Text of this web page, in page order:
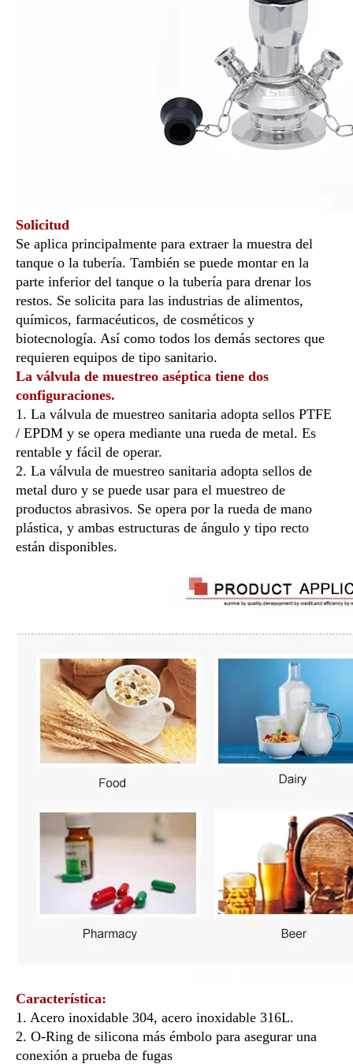
Solicitud
Se aplica principalmente para extraer la muestra del
tanque o la tubería. También se puede montar en la
parte inferior del tanque o la tubería para drenar los
restos. Se solicita para las industrias de alimentos,
químicos, farmacéuticos, de cosméticos y
biotecnología. Así como todos los demás sectores que
requieren equipos de tipo sanitario.
La válvula de muestreo aséptica tiene dos
configuraciones.
1. La válvula de muestreo sanitaria adopta sellos PTFE
/ EPDM y se opera mediante una rueda de metal. Es
rentable y fácil de operar.
2. La válvula de muestreo sanitaria adopta sellos de
metal duro y se puede usar para el muestreo de
productos abrasivos. Se opera por la rueda de mano
plástica, y ambas estructuras de ángulo y tipo recto
están disponibles.
Característica:
1. Acero inoxidable 304, acero inoxidable 316L.
2. O-Ring de silicona más émbolo para asegurar una
conexión a prueba de fugas